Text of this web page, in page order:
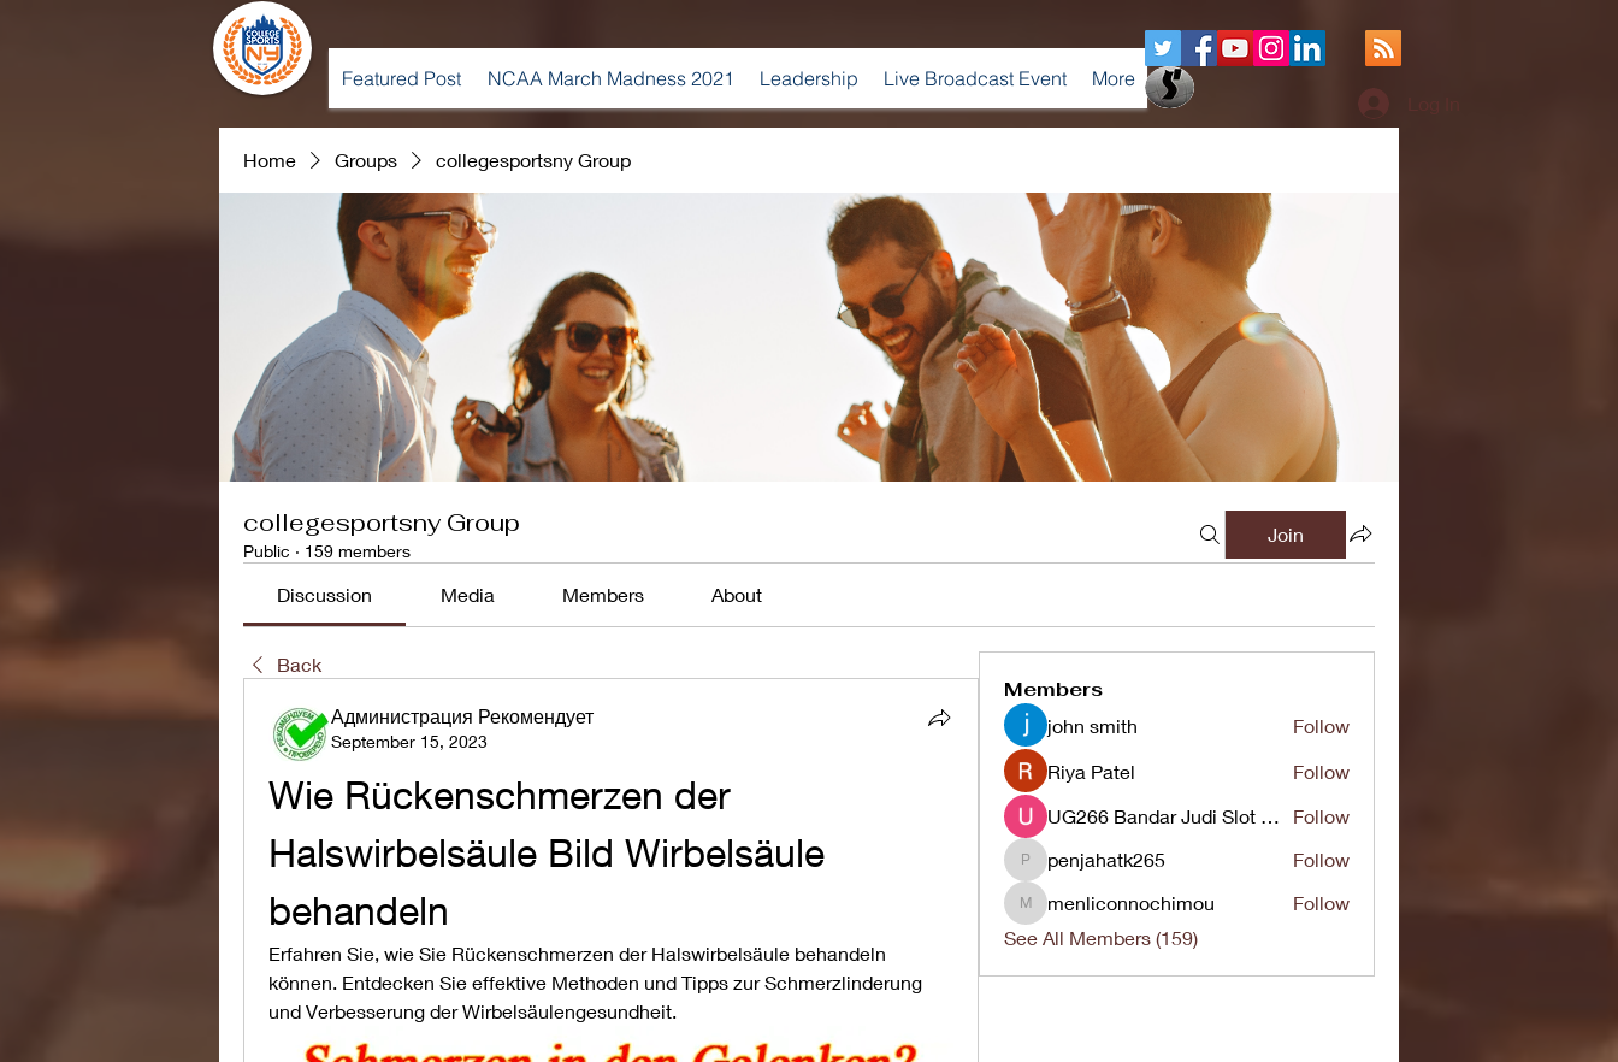
Featured Post NCAA March Madness 2021 Leadership Live Broadcast Event More
Home Groups collegesportsny Group
collegesportsny Group
Public · 159 members
Join
Discussion Media Members About
Back
Администрация Рекомендует
September 15, 2023
Wie Rückenschmerzen der
Halswirbelsäule Bild Wirbelsäule
behandeln
Erfahren Sie, wie Sie Rückenschmerzen der Halswirbelsäule behandeln
können. Entdecken Sie effektive Methoden und Tipps zur Schmerzlinderung
und Verbesserung der Wirbelsäulengesundheit.
Members
john smith
Follow
Riya Patel
Follow
UG266 Bandar Judi Slot Online Live RTP Slot Gacor Tertinggi
Follow
penjahatk265
penjahatk265 Follow
menliconnochimou
menliconnochimou
Follow
See All Members (159)